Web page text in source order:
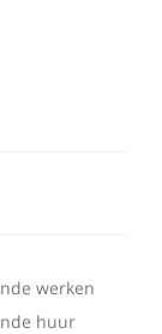
werken
huur